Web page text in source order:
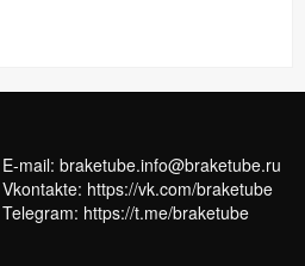
E-mail: braketube.info@braketube.ru
Vkontakte: https://vk.com/braketube
Telegram: https://t.me/braketube